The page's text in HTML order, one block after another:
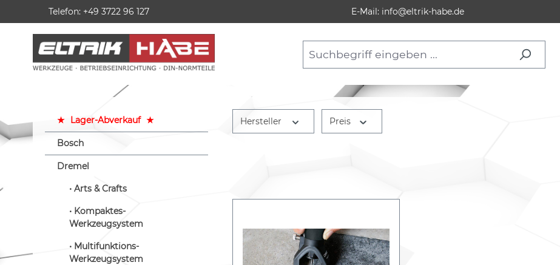
Zur Hauptnavigation springen
Telefon: +49 3722 96 127 E-Mail: info@eltrik-habe.de
★ Lager-Abverkauf ★
Bosch
Dremel
Arts & Crafts
Kompaktes-
Werkzeugsystem
Multifunktions-
Werkzeugsystem
Hersteller Preis